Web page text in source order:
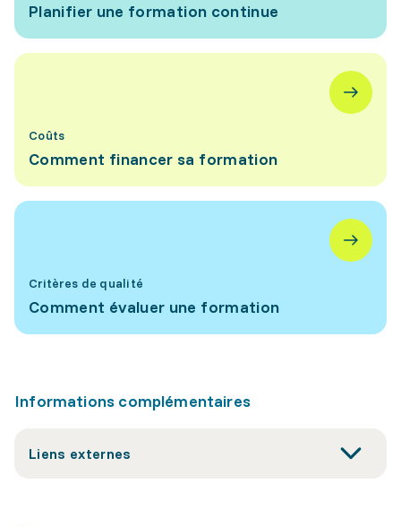
Planifier une formation continue
Coûts
Comment financer sa formation
Critères de qualité
Comment évaluer une formation
Informations complémentaires
Liens externes